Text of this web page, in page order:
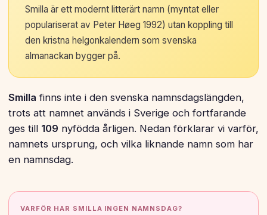
Smilla är ett modernt litterärt namn (myntat eller
populariserat av Peter Høeg 1992) utan koppling till
den kristna helgonkalendern som svenska
almanackan bygger på.
Smilla finns inte i den svenska namnsdagslängden,
trots att namnet används i Sverige och fortfarande
ges till 109 nyfödda årligen. Nedan förklarar vi varför,
namnets ursprung, och vilka liknande namn som har
en namnsdag.
VARFÖR HAR SMILLA INGEN NAMNSDAG?